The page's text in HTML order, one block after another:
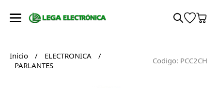
Inicio / ELECTRONICA
/
PARLANTES
Codigo: PCC2CH